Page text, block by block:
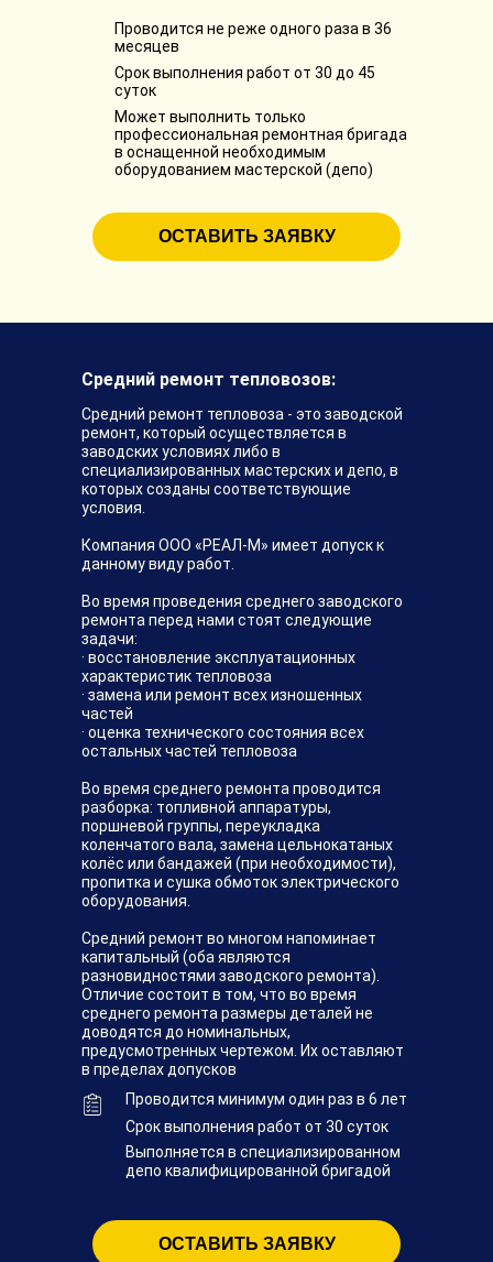
Проводится не реже одного раза в 36
месяцев
ОСТАВИТЬ ЗАЯВКУ
Срок выполнения работ от 30 до 45
суток
Может выполнить только
профессиональная ремонтная бригада
в оснащенной необходимым
оборудованием мастерской (депо)
Средний ремонт тепловозов:
Средний ремонт тепловоза - это заводской
ремонт, который осуществляется в
заводских условиях либо в
специализированных мастерских и депо, в
которых созданы соответствующие
условия.
Компания ООО «РЕАЛ-М» имеет допуск к
данному виду работ.
Во время проведения среднего заводского
ремонта перед нами стоят следующие
задачи:
· восстановление эксплуатационных
характеристик тепловоза
· замена или ремонт всех изношенных
частей
· оценка технического состояния всех
остальных частей тепловоза
Во время среднего ремонта проводится
разборка: топливной аппаратуры,
поршневой группы, переукладка
коленчатого вала, замена цельнокатаных
колёс или бандажей (при необходимости),
пропитка и сушка обмоток электрического
оборудования.
Средний ремонт во многом напоминает
капитальный (оба являются
разновидностями заводского ремонта).
Отличие состоит в том, что во время
среднего ремонта размеры деталей не
доводятся до номинальных,
предусмотренных чертежом. Их оставляют
в пределах допусков
ОСТАВИТЬ ЗАЯВКУ
Проводится минимум один раз в 6 лет
Выполняется в специализированном
депо квалифицированной бригадой
Срок выполнения работ от 30 суток